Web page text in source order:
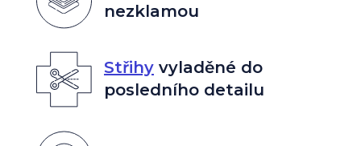
nezklamou
Střihyvyladěné do
posledního detailu